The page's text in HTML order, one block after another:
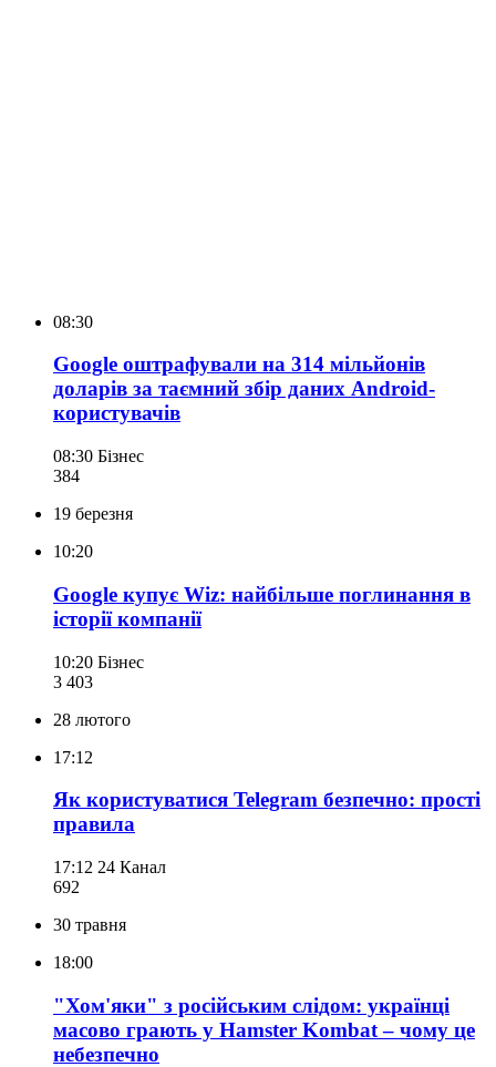
08:30
Google оштрафували на 314 мільйонів
доларів за таємний збір даних Android-
користувачів
08:30 Бізнес
384
19 березня
10:20
Google купує Wiz: найбільше поглинання в
історії компанії
10:20 Бізнес
3 403
28 лютого
17:12
Як користуватися Telegram безпечно: прості
правила
17:12 24 Канал
692
30 травня
18:00
"Хом'яки" з російським слідом: українці
масово грають у Hamster Kombat – чому це
небезпечно